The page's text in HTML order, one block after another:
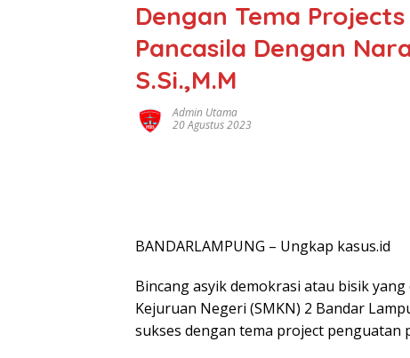
Dengan Tema
Pancasila Dengan
S.Si.,M.M
Admin Utama
20 Agustus 2023
BANDARLAMPUNG – Ungkap kasus.id
Bincang asyik demokrasi atau bisik
Kejuruan Negeri (SMKN) 2 Bandar
sukses dengan tema project penguatan